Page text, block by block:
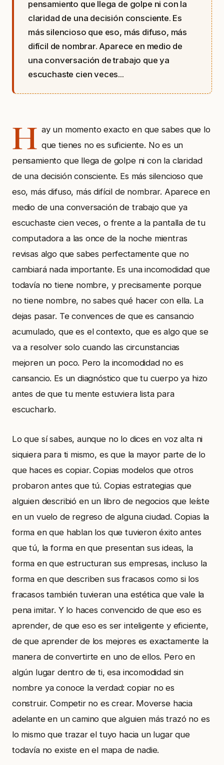
pensamiento que llega de golpe ni con la
claridad de una decisión consciente. Es
más silencioso que eso, más difuso, más
difícil de nombrar. Aparece en medio de
una conversación de trabajo que ya
escuchaste cien veces...
H ay un momento exacto en que sabes que lo
que tienes no es suficiente. No es un
pensamiento que llega de golpe ni con la claridad
de una decisión consciente. Es más silencioso que
eso, más difuso, más difícil de nombrar. Aparece en
medio de una conversación de trabajo que ya
escuchaste cien veces, o frente a la pantalla de tu
computadora a las once de la noche mientras
revisas algo que sabes perfectamente que no
cambiará nada importante. Es una incomodidad que
todavía no tiene nombre, y precisamente porque
no tiene nombre, no sabes qué hacer con ella. La
dejas pasar. Te convences de que es cansancio
acumulado, que es el contexto, que es algo que se
va a resolver solo cuando las circunstancias
mejoren un poco. Pero la incomodidad no es
cansancio. Es un diagnóstico que tu cuerpo ya hizo
antes de que tu mente estuviera lista para
escucharlo.
Lo que sí sabes, aunque no lo dices en voz alta ni
siquiera para ti mismo, es que la mayor parte de lo
que haces es copiar. Copias modelos que otros
probaron antes que tú. Copias estrategias que
alguien describió en un libro de negocios que leíste
en un vuelo de regreso de alguna ciudad. Copias la
forma en que hablan los que tuvieron éxito antes
que tú, la forma en que presentan sus ideas, la
forma en que estructuran sus empresas, incluso la
forma en que describen sus fracasos como si los
fracasos también tuvieran una estética que vale la
pena imitar. Y lo haces convencido de que eso es
aprender, de que eso es ser inteligente y eficiente,
de que aprender de los mejores es exactamente la
manera de convertirte en uno de ellos. Pero en
algún lugar dentro de ti, esa incomodidad sin
nombre ya conoce la verdad: copiar no es
construir. Competir no es crear. Moverse hacia
adelante en un camino que alguien más trazó no es
lo mismo que trazar el tuyo hacia un lugar que
todavía no existe en el mapa de nadie.